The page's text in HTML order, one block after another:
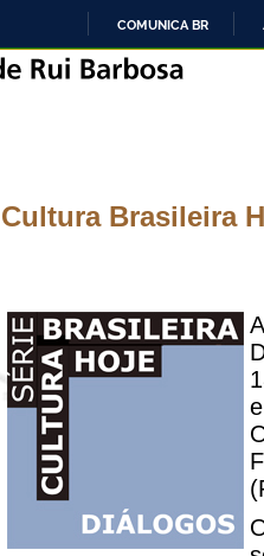
COMUNICA BR
Cultura Brasileira